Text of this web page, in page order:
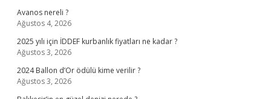
Avanos nereli ?
Ağustos 4, 2026
2025 yılı için İDDEF kurbanlık fiyatları ne kadar ?
Ağustos 3, 2026
2024 Ballon d’Or ödülü kime verilir ?
Ağustos 3, 2026